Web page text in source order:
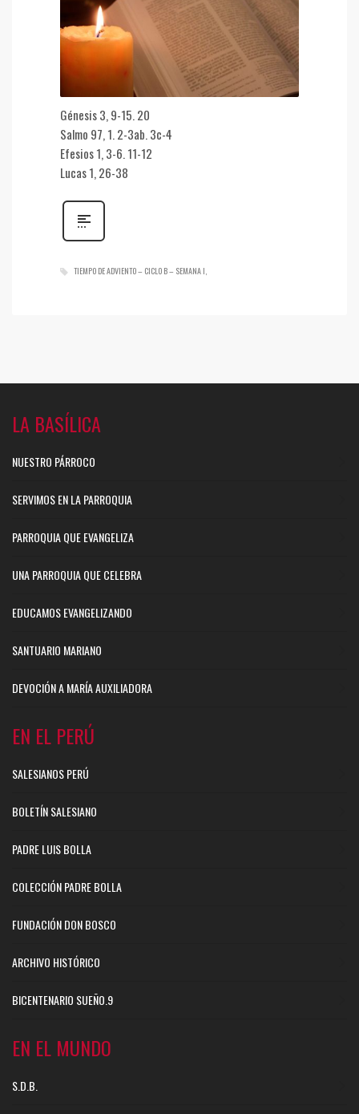
Génesis 3, 9-15. 20
Salmo 97, 1. 2-3ab. 3c-4
Efesios 1, 3-6. 11-12
Lucas 1, 26-38
TIEMPO DE ADVIENTO – CICLO B – SEMANA I
LA BASÍLICA
NUESTRO PÁRROCO
SERVIMOS EN LA PARROQUIA
PARROQUIA QUE EVANGELIZA
UNA PARROQUIA QUE CELEBRA
EDUCAMOS EVANGELIZANDO
SANTUARIO MARIANO
DEVOCIÓN A MARÍA AUXILIADORA
EN EL PERÚ
SALESIANOS PERÚ
BOLETÍN SALESIANO
PADRE LUIS BOLLA
COLECCIÓN PADRE BOLLA
FUNDACIÓN DON BOSCO
ARCHIVO HISTÓRICO
BICENTENARIO SUEÑO.9
EN EL MUNDO
S.D.B.